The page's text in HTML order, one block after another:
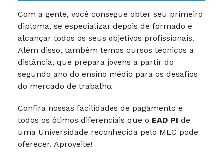
Com a gente, você consegue obter seu primeiro
diploma, se especializar depois de formado e
alcançar todos os seus objetivos profissionais.
Além disso, também temos cursos técnicos a
distância, que prepara jovens a partir do
segundo ano do ensino médio para os desafios
do mercado de trabalho.
Confira nossas facilidades de pagamento e
todos os ótimos diferenciais que o EAD PI de
uma Universidade reconhecida pelo MEC pode
oferecer. Aproveite!